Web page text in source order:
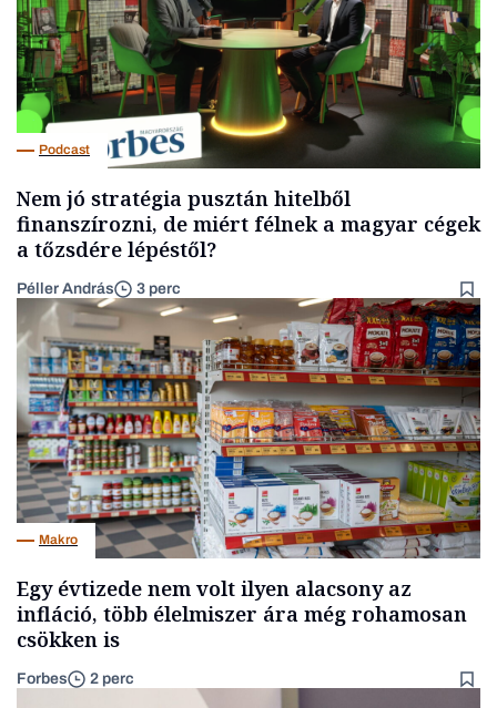
Podcast
Nem jó stratégia pusztán hitelből
finanszírozni, de miért félnek a magyar cégek
a tőzsdére lépéstől?
Péller András 3 perc
Makro
Egy évtizede nem volt ilyen alacsony az
infláció, több élelmiszer ára még rohamosan
csökken is
Forbes 2 perc